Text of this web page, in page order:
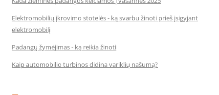
Elektromobilių įkrovimo stotelės - ką svarbu žinoti prieš įsigyjant
elektromobilį
Padangų žymėjimas - ką reikia žinoti
Kaip automobilio turbinos didina variklių našumą?